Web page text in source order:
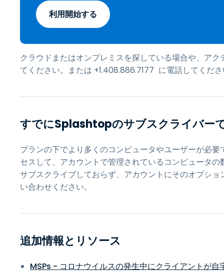
利用開始する
クラウドまたはオンプレミスを探している場合や、ア
てください。または +1.408.886.7177 に電話してくだ
すでにSplashtopのサブスクライバー
プランの下でより多くのコンピュータやユーザーが必要
セスして、アカウントで管理されているコンピュータ
サブスクライブしておらず、アカウントにそのオプショ
い合わせください。
追加情報とリソース
MSPs - コロナウイルスの発生中にクライアントが自